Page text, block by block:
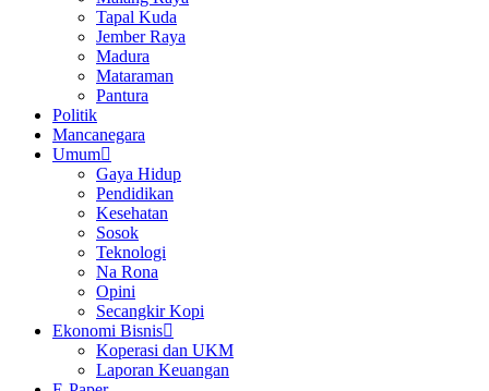
Tapal Kuda
Jember Raya
Madura
Mataraman
Pantura
Politik
Mancanegara
Umum
Gaya Hidup
Pendidikan
Kesehatan
Sosok
Teknologi
Na Rona
Opini
Secangkir Kopi
Ekonomi Bisnis
Koperasi dan UKM
Laporan Keuangan